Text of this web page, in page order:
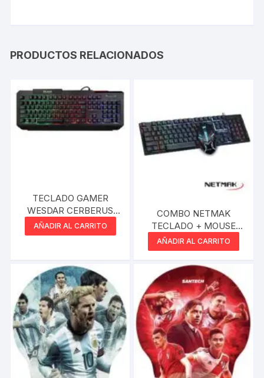
PRODUCTOS RELACIONADOS
TECLADO GAMER
WESDAR CERBERUS
USB RETROILUMINADO
AÑADIR AL CARRITO
COMBO NETMAK
TECLADO + MOUSE
GAMER
RETROILUMINADOS
NM-NEMESIS
AÑADIR AL CARRITO